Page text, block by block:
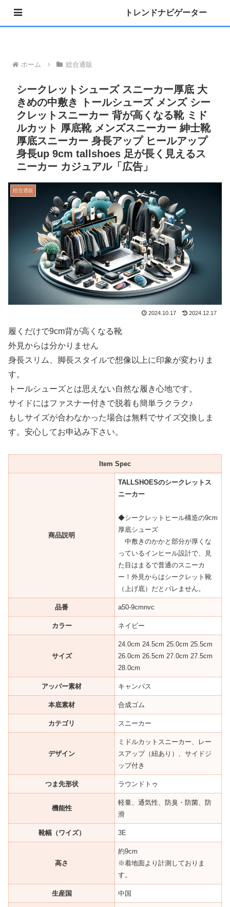
»公式 Instagram 開設しました
ホーム 総合通販
シークレットシューズ スニーカー厚底 大
きめの中敷き トールシューズ メンズ シー
クレットスニーカー 背が高くなる靴 ミド
ルカット 厚底靴 メンズスニーカー 紳士靴
厚底スニーカー 身長アップ ヒールアップ
身長up 9cm tallshoes 足が長く見えるス
ニーカー カジュアル「広告」
総合通販
2024.10.17 2024.12.17
履くだけで9cm背が高くなる靴
外見からは分かりません
身長スリム、脚長スタイルで想像以上に印象が変わりま
す。
トールシューズとは思えない自然な履き心地です。
サイドにはファスナー付きで脱着も簡単ラクラク♪
もしサイズが合わなかった場合は無料でサイズ交換しま
す。安心してお申込み下さい。
Item Spec
商品説明
TALLSHOESのシークレットス
ニーカー
◆シークレットヒール構造の9cm
厚底シューズ
中敷きのかかと部分が厚くな
っているインヒール設計で、見
た目はまるで普通のスニーカ
ー！外見からはシークレット靴
（上げ底）だとバレません。
品番 a50-9cmnvc
カラー ネイビー
サイズ
24.0cm 24.5cm 25.0cm 25.5cm
26.0cm 26.5cm 27.0cm 27.5cm
28.0cm
アッパー素材 キャンバス
本底素材 合成ゴム
カテゴリ スニーカー
デザイン
ミドルカットスニーカー、レー
スアップ（紐あり）、サイドジ
ップ付き
つま先形状 ラウンドトゥ
機能性
軽量、通気性、防臭・防菌、防
滑
靴幅（ワイズ） 3E
高さ
約9cm
※着地面より計測しておりま
す。
生産国 中国
トレンドナビゲーター